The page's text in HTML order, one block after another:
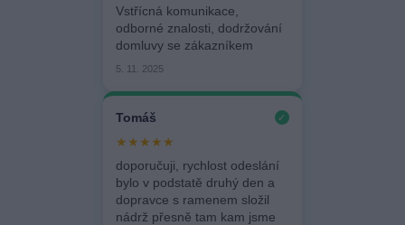
Vstřícná komunikace,
odborné znalosti, dodržování
domluvy se zákazníkem
5. 11. 2025
Tomáš ✓
★★★★★
doporučuji, rychlost odeslání
bylo v podstatě druhý den a
dopravce s ramenem složil
nádrž přesně tam kam jsme